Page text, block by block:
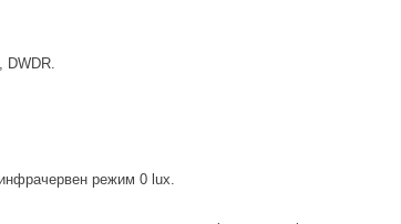
DWDR.
режим 0 lux.